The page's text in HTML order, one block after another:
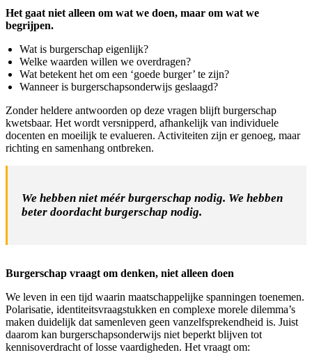
Het gaat niet alleen om wat we doen, maar om wat we
begrijpen.
Wat is burgerschap eigenlijk?
Welke waarden willen we overdragen?
Wat betekent het om een ‘goede burger’ te zijn?
Wanneer is burgerschapsonderwijs geslaagd?
Zonder heldere antwoorden op deze vragen blijft burgerschap
kwetsbaar. Het wordt versnipperd, afhankelijk van individuele
docenten en moeilijk te evalueren. Activiteiten zijn er genoeg, maar
richting en samenhang ontbreken.
We hebben niet méér burgerschap nodig. We hebben
beter doordacht burgerschap nodig.
Burgerschap vraagt om denken, niet alleen doen
We leven in een tijd waarin maatschappelijke spanningen toenemen.
Polarisatie, identiteitsvraagstukken en complexe morele dilemma’s
maken duidelijk dat samenleven geen vanzelfsprekendheid is. Juist
daarom kan burgerschapsonderwijs niet beperkt blijven tot
kennisoverdracht of losse vaardigheden. Het vraagt om: